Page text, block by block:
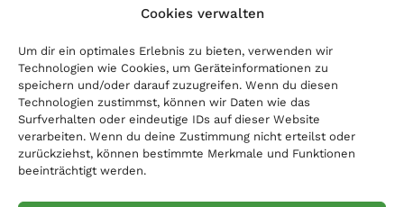
Cookies verwalten
Um dir ein optimales Erlebnis zu bieten, verwenden wir
Technologien wie Cookies, um Geräteinformationen zu
speichern und/oder darauf zuzugreifen. Wenn du diesen
Technologien zustimmst, können wir Daten wie das
Surfverhalten oder eindeutige IDs auf dieser Website
verarbeiten. Wenn du deine Zustimmung nicht erteilst oder
zurückziehst, können bestimmte Merkmale und Funktionen
beeinträchtigt werden.
Kontakt
Anmelden
Spenden
Kontakt
Anschrift: Lannerstraße 25, A-1190 Wien
E-Mail: office[at]charity-sports.at